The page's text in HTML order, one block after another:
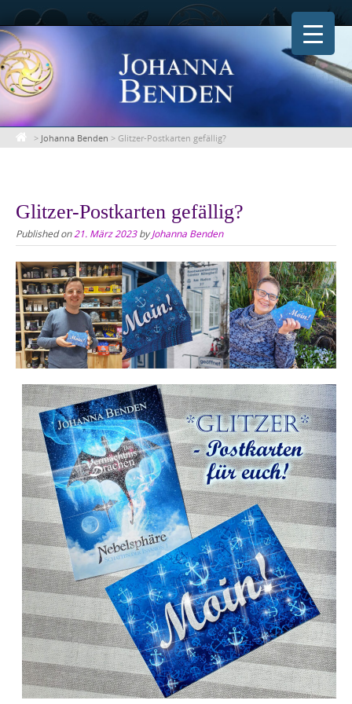
Skip
to
content
> Johanna Benden > Glitzer-Postkarten gefällig?
Glitzer-Postkarten gefällig?
Published on21. März 2023byJohanna Benden